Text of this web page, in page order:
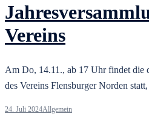
Vereins
Am Do, 14.11., ab 17 Uhr findet die
des Vereins Flensburger Norden
24. Juli 2024Allgemein